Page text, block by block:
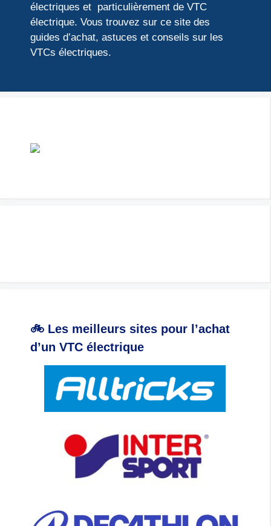
électriques et particulièrement de VTC
électrique. Vous trouvez sur ce site des
guides d’achat, astuces et conseils sur les
VTCs électriques.
🚲 Les meilleurs sites pour l’achat
d’un VTC électrique